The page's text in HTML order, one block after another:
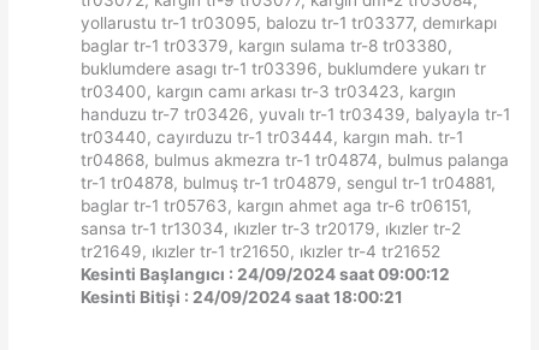
yollarustu tr-1 tr03095, balozu tr-1 tr03377, demırkapı
baglar tr-1 tr03379, kargın sulama tr-8 tr03380,
buklumdere asagı tr-1 tr03396, buklumdere yukarı tr
tr03400, kargın camı arkası tr-3 tr03423, kargın
handuzu tr-7 tr03426, yuvalı tr-1 tr03439, balyayla tr-1
tr03440, cayırduzu tr-1 tr03444, kargın mah. tr-1
tr04868, bulmus akmezra tr-1 tr04874, bulmus palanga
tr-1 tr04878, bulmuş tr-1 tr04879, sengul tr-1 tr04881,
baglar tr-1 tr05763, kargın ahmet aga tr-6 tr06151,
sansa tr-1 tr13034, ıkızler tr-3 tr20179, ıkızler tr-2
tr21649, ıkızler tr-1 tr21650, ıkızler tr-4 tr21652
Kesinti Başlangıcı : 24/09/2024 saat 09:00:12
Kesinti Bitişi : 24/09/2024 saat 18:00:21